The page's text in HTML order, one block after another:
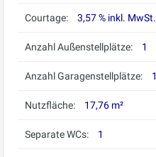
Courtage: 3,57 % inkl. MwSt.
Anzahl Außenstellplätze: 1
Anzahl Garagenstellplätze: 1
Nutzfläche: 17,76 m²
Separate WCs: 1